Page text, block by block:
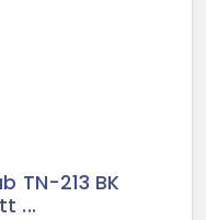
TN-213 BK
...